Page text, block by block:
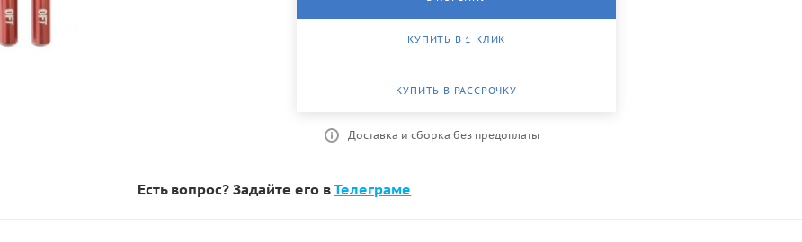
КУПИТЬ В 1 КЛИК
КУПИТЬ В РАССРОЧКУ
Доставка и сборка без предоплаты
Есть вопрос? Задайте его вТелеграме